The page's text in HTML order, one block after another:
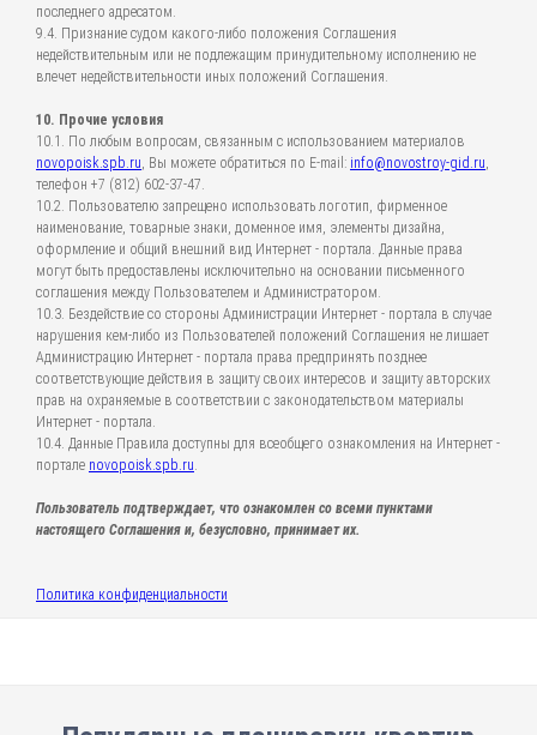
последнего адресатом.
9.4. Признание судом какого-либо положения Соглашения
недействительным или не подлежащим принудительному исполнению не
влечет недействительности иных положений Соглашения.
10. Прочие условия
10.1. По любым вопросам, связанным с использованием материалов
novopoisk.spb.ru, Вы можете обратиться по E-mail: info@novostroy-gid.ru,
телефон +7 (812) 602-37-47.
10.2. Пользователю запрещено использовать логотип, фирменное
наименование, товарные знаки, доменное имя, элементы дизайна,
оформление и общий внешний вид Интернет - портала. Данные права
могут быть предоставлены исключительно на основании письменного
соглашения между Пользователем и Администратором.
10.3. Бездействие со стороны Администрации Интернет - портала в случае
нарушения кем-либо из Пользователей положений Соглашения не лишает
Администрацию Интернет - портала права предпринять позднее
соответствующие действия в защиту своих интересов и защиту авторских
прав на охраняемые в соответствии с законодательством материалы
Интернет - портала.
10.4. Данные Правила доступны для всеобщего ознакомления на Интернет -
портале novopoisk.spb.ru.
Пользователь подтверждает, что ознакомлен со всеми пунктами
настоящего Соглашения и, безусловно, принимает их.
Политика конфиденциальности